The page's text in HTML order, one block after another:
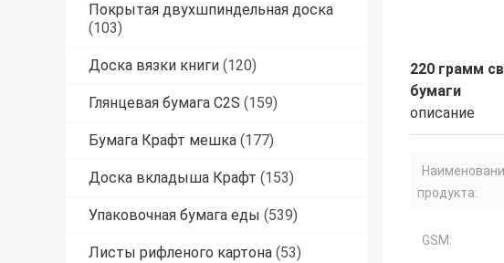
Покрытая двухшпиндельная доска
(103)
Доска вязки книги (120)
Глянцевая бумага C2S (159)
Бумага Крафт мешка (177)
Доска вкладыша Крафт (153)
Упаковочная бумага еды (539)
Листы рифленого картона (53)
220 грамм
бумаги
описание
продукта:
GSM: